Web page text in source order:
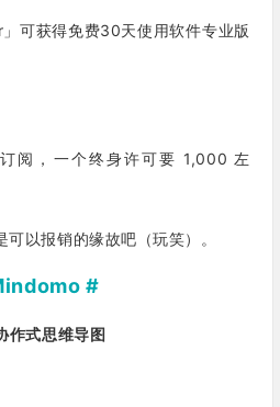
可获得免费30天使用软件专业版
阅，一个终身许可要 1,000 左
以报销的缘故吧（玩笑）。
#
作式思维导图